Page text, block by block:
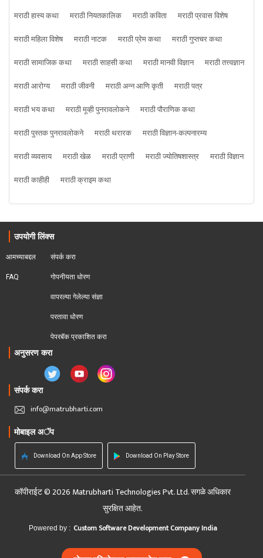
मराठी हास्य कथा
मराठी नियतकालिक मराठी कविता
मराठी प्रवास विशेष
मराठी महिला विशेष
मराठी नाटक मराठी प्रेम कथा
मराठी गुप्तचर कथा
मराठी सामाजिक कथा
मराठी साहसी कथा मराठी मानवी विज्ञान
मराठी तत्त्वज्ञान
मराठी आरोग्य
मराठी जीवनी मराठी अन्न आणि कृती
मराठी पत्र
मराठी भय कथा
मराठी मूव्ही पुनरावलोकने
मराठी पौराणिक कथा
मराठी पुस्तक पुनरावलोकने
मराठी थरारक
मराठी विज्ञान-कल्पनारम्य
मराठी व्यवसाय
मराठी खेळ मराठी प्राणी मराठी ज्योतिषशास्त्र
मराठी विज्ञान
मराठी काहीही
मराठी क्राइम कथा
उपयोगी लिंक्स
आमच्याबद्दल
FAQ
संपर्क करा
गोपनीयता धोरण
वापरल्या गेलेल्या संज्ञा
परतावा धोरण
पेपरबॅक प्रकाशित करा
अनुसरण करा
संपर्क करा
info@matrubharti.com
मोबाइल अॅप
Download On App Store Download On Play Store
कॉपीराईट © 2026 Matrubharti Technologies Pvt. Ltd. सगळे अधिकार
सुरक्षित आहेत.
Powered by : Custom Software Development Company India